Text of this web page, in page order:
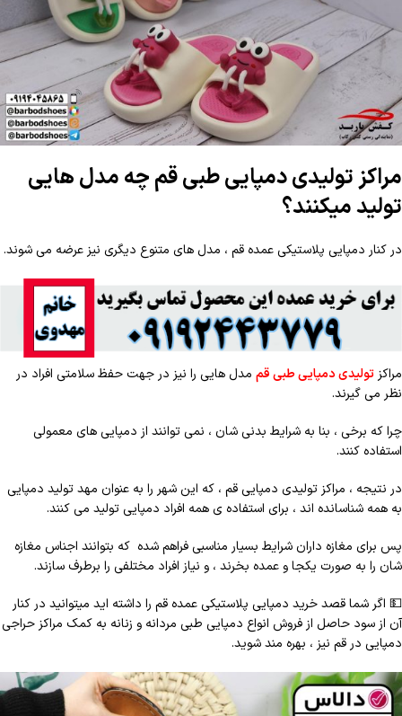
مراکز تولیدی دمپایی طبی قم چه مدل هایی
تولید میکنند؟
در کنار دمپایی پلاستیکی عمده قم ، مدل های متنوع دیگری نیز عرضه می شوند.
مراکزتولیدی دمپایی طبی قم مدل هایی را نیز در جهت حفظ سلامتی افراد در
نظر می گیرند.
چرا که برخی ، بنا به شرایط بدنی شان ، نمی توانند از دمپایی های معمولی
استفاده کنند.
در نتیجه ، مراکز تولیدی دمپایی قم ، که این شهر را به عنوان مهد تولید دمپایی
به همه شناسانده اند ، برای استفاده ی همه افراد دمپایی تولید می کنند.
پس برای مغازه داران شرایط بسیار مناسبی فراهم شده که بتوانند اجناس مغازه
شان را به صورت یکجا و عمده بخرند ، و نیاز افراد مختلفی را برطرف سازند.
💵 اگر شما قصد خرید دمپایی پلاستیکی عمده قم را داشته اید میتوانید در کنار
آن از سود حاصل از فروش انواع دمپایی طبی مردانه و زنانه به کمک مراکز حراجی
دمپایی در قم نیز ، بهره مند شوید.